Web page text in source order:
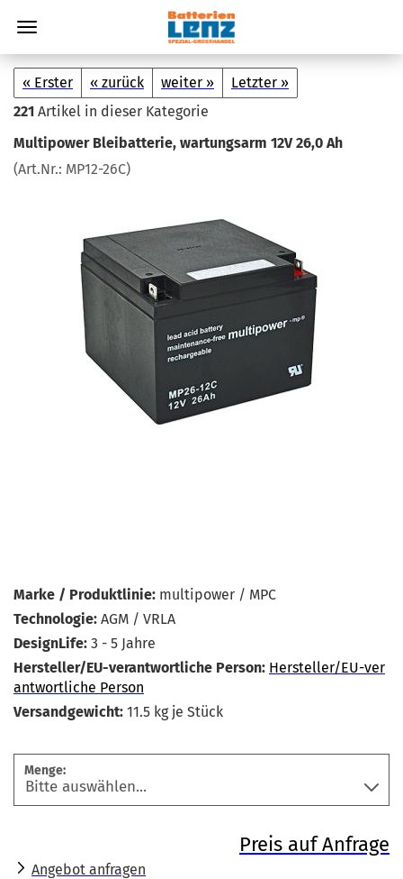
« Erster « zurück weiter »
Letzter »
221 Artikel in dieser Kategorie
Mul­ti­power Blei­bat­te­rie, war­tungs­arm 12V 26,0 Ah
(Art.Nr.: MP12-​26C)
Marke / Produktlinie: multipower / MPC
Technologie: AGM / VRLA
DesignLife: 3 - 5 Jahre
Hersteller/EU-verantwortliche Person: Hersteller/EU-ver
antwortliche Person
Versandgewicht: 11.5 kg je Stück
Menge:
Preis auf Anfrage
Angebot anfragen